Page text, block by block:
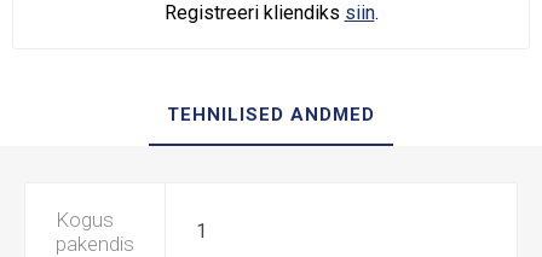
Registreeri kliendiks siin.
TEHNILISED ANDMED
Kogus
pakendis
1